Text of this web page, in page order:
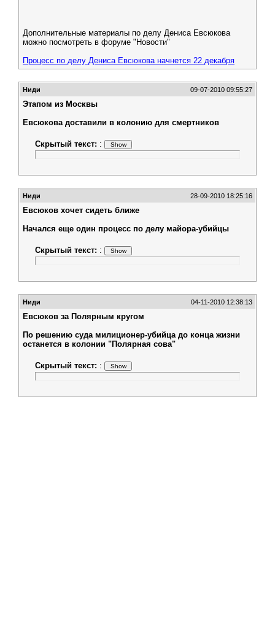
Дополнительные материалы по делу Дениса Евсюкова
можно посмотреть в форуме "Новости"
Процесс по делу Дениса Евсюкова начнется 22 декабря
Ниди 09-07-2010 09:55:27
Этапом из Москвы
Евсюкова доставили в колонию для смертников
Скрытый текст: :
Ниди 28-09-2010 18:25:16
Евсюков хочет сидеть ближе
Начался еще один процесс по делу майора-убийцы
Скрытый текст: :
Ниди 04-11-2010 12:38:13
Евсюков за Полярным кругом
По решению суда милиционер-убийца до конца жизни
останется в колонии "Полярная сова"
Скрытый текст: :